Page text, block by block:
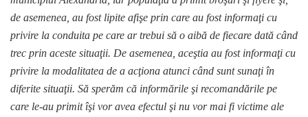
de asemenea, au fost lipite afişe prin care au fost informaţi cu
privire la conduita pe care ar trebui să o aibă de fiecare dată când
trec prin aceste situaţii. De asemenea, aceştia au fost informaţi cu
privire la modalitatea de a acţiona atunci când sunt sunaţi în
diferite situaţii. Să sperăm că informările şi recomandările pe
care le-au primit îşi vor avea efectul şi nu vor mai fi victime ale